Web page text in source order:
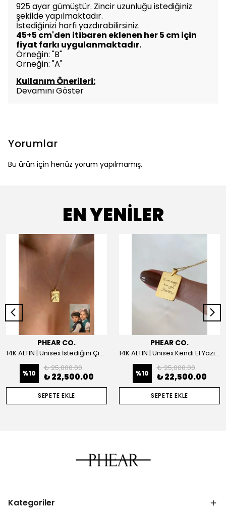
925 ayar gümüştür. Zincir uzunluğu istediğiniz
şekilde yapılmaktadır.
İstediğinizi harfi yazdırabilirsiniz.
45+5 cm'den itibaren eklenen her 5 cm için
fiyat farkı uygulanmaktadır.
Örneğin: "B"
Örneğin: "A"
Kullanım Önerileri:
Devamını Göster
Yorumlar
Bu ürün için henüz yorum yapılmamış.
EN YENİLER
PHEAR CO.
14K ALTIN | Unisex İstediğini Çizdir Kolye
%10
₺ 25,000.00
₺ 22,500.00
SEPETE EKLE
PHEAR CO.
14K ALTIN | Unisex Kendi El Yazın ile İstediğini Yazdır Plaka Kolye
%10
₺ 25,000.00
₺ 22,500.00
SEPETE EKLE
Kategoriler